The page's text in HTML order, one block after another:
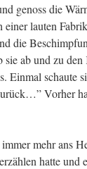
genoss die
lauten
die
ab und zu
Einmal schaute
Vorher
mehr ans
hatte